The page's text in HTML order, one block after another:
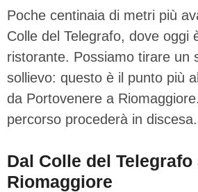
Poche centinaia di metri più
Colle del Telegrafo, dove oggi
ristorante. Possiamo tirare un
sollievo: questo è il punto più
da Portovenere a
percorso procederà in discesa.
Dal Colle del Telegrafo
Riomaggiore